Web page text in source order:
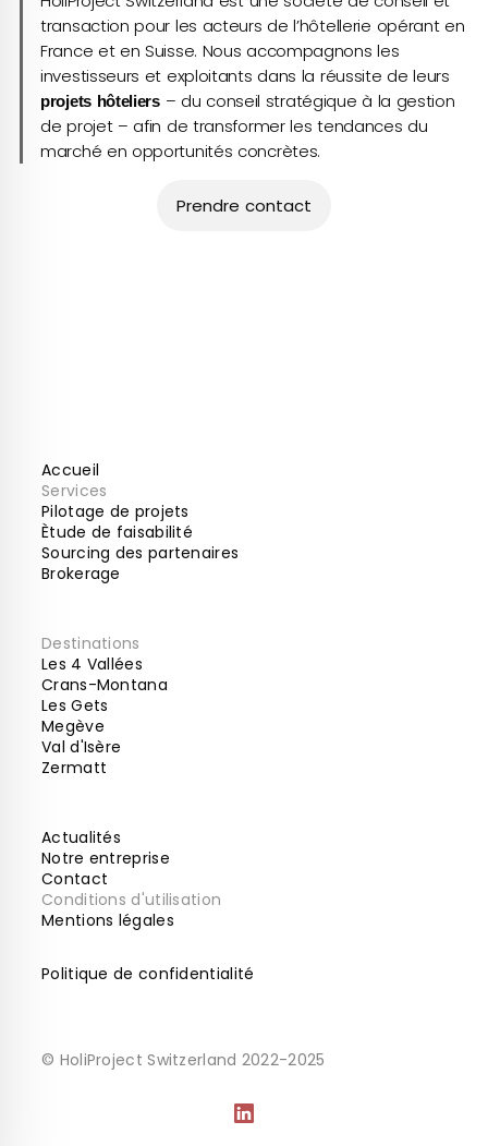
transaction pour les acteurs de lʼhôtellerie opérant en
France et en Suisse. Nous accompagnons les
investisseurs et exploitants dans la réussite de leurs
projets hôteliers– du conseil stratégique à la gestion
de projet – afin de transformer les tendances du
marché en opportunités concrètes.
Prendre contact
Accueil
Services
Pilotage de projets
Ètude de faisabilité
Sourcing des partenaires
Brokerage
Destinations
Les 4 Vallées
Crans-Montana
Les Gets
Megève
Val d'Isère
Zermatt
Actualités
Notre entreprise
Contact
Conditions d'utilisation
Mentions légales
Politique de confidentialité
© HoliProject Switzerland 2022-2025